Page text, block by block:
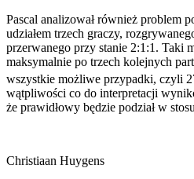
Pascal analizował również problem
udziałem trzech graczy,
przerwanego przy stanie 2:1:1. Taki
maksymalnie po trzech kolejnych
wszystkie możliwe przypadki, czyli
wątpliwości co do interpretacji
że prawidłowy będzie podział w
Christiaan Huygens